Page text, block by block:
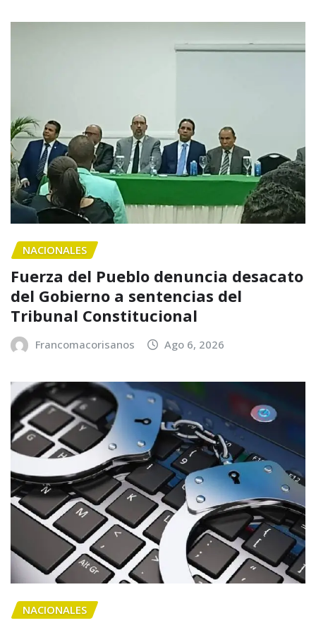
NACIONALES
Fuerza del Pueblo denuncia desacato
del Gobierno a sentencias del
Tribunal Constitucional
Francomacorisanos Ago 6, 2026
NACIONALES